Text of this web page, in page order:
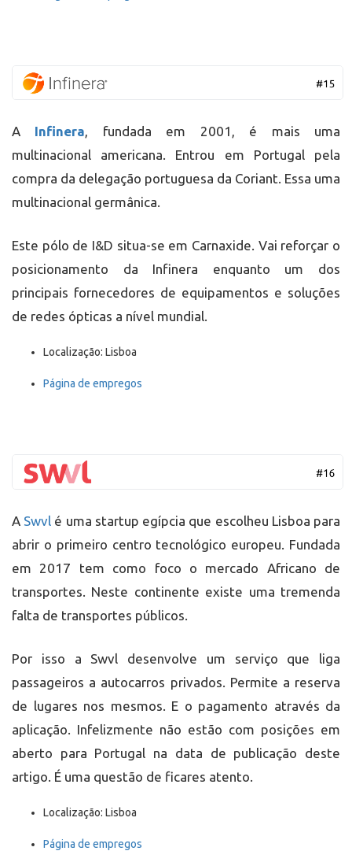
A Infinera, fundada em 2001, é mais uma
multinacional americana. Entrou em Portugal pela
compra da delegação portuguesa da Coriant. Essa uma
multinacional germânica.
Este pólo de I&D situa-se em Carnaxide. Vai reforçar o
posicionamento da Infinera enquanto um dos
principais fornecedores de equipamentos e soluções
de redes ópticas a nível mundial.
Localização: Lisboa
Página de empregos
A Swvl é uma startup egípcia que escolheu Lisboa para
abrir o primeiro centro tecnológico europeu. Fundada
em 2017 tem como foco o mercado Africano de
transportes. Neste continente existe uma tremenda
falta de transportes públicos.
Por isso a Swvl desenvolve um serviço que liga
passageiros a autocarros privados. Permite a reserva
de lugares nos mesmos. E o pagamento através da
aplicação. Infelizmente não estão com posições em
aberto para Portugal na data de publicação deste
artigo. É uma questão de ficares atento.
Localização: Lisboa
Página de empregos